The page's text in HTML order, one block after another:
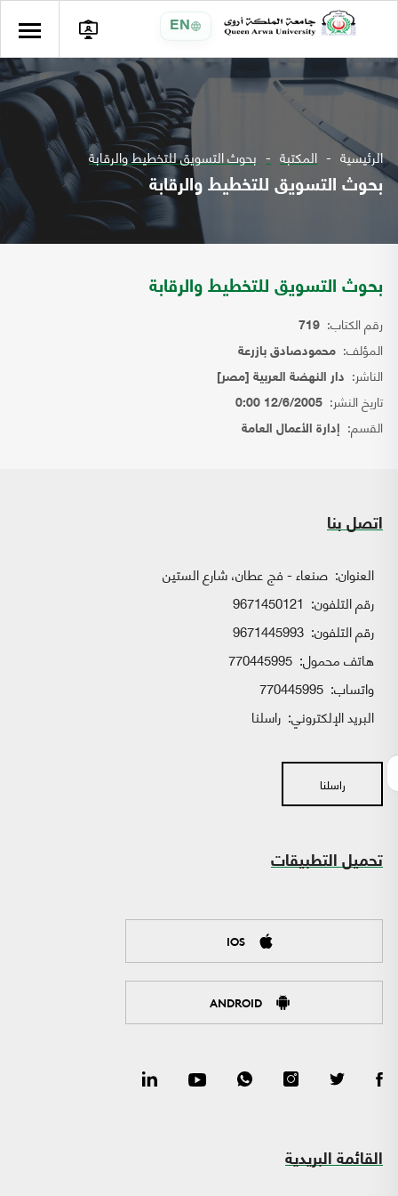
EN
الرئيسية المكتبة بحوث التسويق للتخطيط والرقابة
بحوث التسويق للتخطيط والرقابة
بحوث التسويق للتخطيط والرقابة
رقم الكتاب: 719
المؤلف: محمودصادق بازرعة
الناشر: دار النهضة العربية [مصر]
تاريخ النشر: 12/6/2005 0:00
القسم: إدارة الأعمال العامة
اتصل بنا
العنوان: صنعاء - فج عطان، شارع الستين
رقم التلفون: 9671450121
رقم التلفون: 9671445993
هاتف محمول: 770445995
واتساب:
البريد الإلكتروني: راسلنا
راسلنا
تحميل التطبيقات
IOS
ANDROID
القائمة البريدية